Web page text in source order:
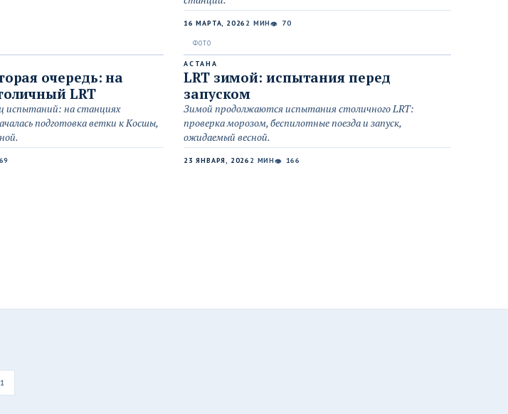
16 МАРТА, 2026 2 МИН👁 70
очередь: на
LRT
испытаний: на станциях
подготовка ветки к Косшы,
69
АСТАНА
LRT зимой: испытания перед
запуском
Зимой продолжаются испытания столичного LRT:
проверка морозом, беспилотные поезда и запуск,
ожидаемый весной.
23 ЯНВАРЯ, 2026 2 МИН👁 166
1